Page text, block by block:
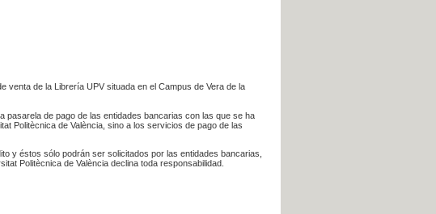
venta de la Librería UPV situada en el Campus de Vera de la
pasarela de pago de las entidades bancarias con las que se ha
Politècnica de València, sino a los servicios de pago de las
y éstos sólo podrán ser solicitados por las entidades bancarias,
Politècnica de València declina toda responsabilidad.